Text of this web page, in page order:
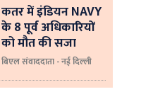
कतर में इंडियन NAVY
के 8 पूर्व अधिकारियों
को मौत की सजा
बिएल संवाददाता - नई दिल्ली